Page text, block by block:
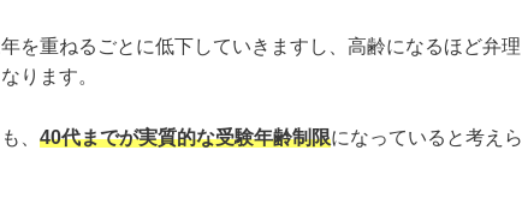
を重ねるごとに低下していきますし、高齢になるほど弁理
ります。
、 40代までが実質的な受験年齢制限になっていると考えら